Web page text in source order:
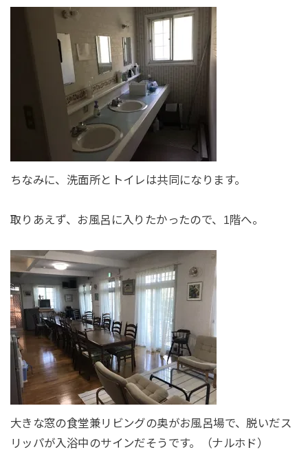
ちなみに、洗面所とトイレは共同になります。
取りあえず、お風呂に入りたかったので、1階へ。
大きな窓の食堂兼リビングの奥がお風呂場で、脱いだス
リッパが入浴中のサインだそうです。（ナルホド）